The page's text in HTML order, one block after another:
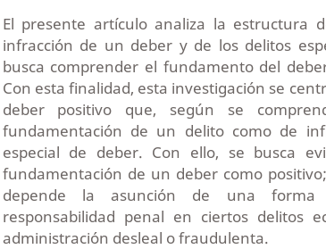
El presente artículo analiza la estructura
infracción de un deber y de los delitos
busca comprender el fundamento del
Con esta finalidad, esta investigación se
deber positivo que, según se
fundamentación de un delito como de
especial de deber. Con ello, se busca
fundamentación de un deber como
depende la asunción de una forma
responsabilidad penal en ciertos delitos
administración desleal o fraudulenta.